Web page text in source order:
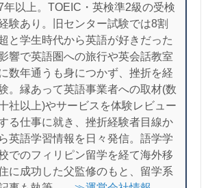
年以上。TOEIC・英検準2級の受検
験あり。旧センター試験では8割
と学生時代から英語が好きだった
響で英語圏への旅行や英会話教室
数年通うも身につかず、挫折を経
。縁あって英語事業者への取材(数
社以上)やサービスを体験レビュー
る仕事に就き、挫折経験者目線か
ら英語学習情報を日々発信。語学学
でのフィリピン留学を経て海外移
に成功した父監修のもと、留学系